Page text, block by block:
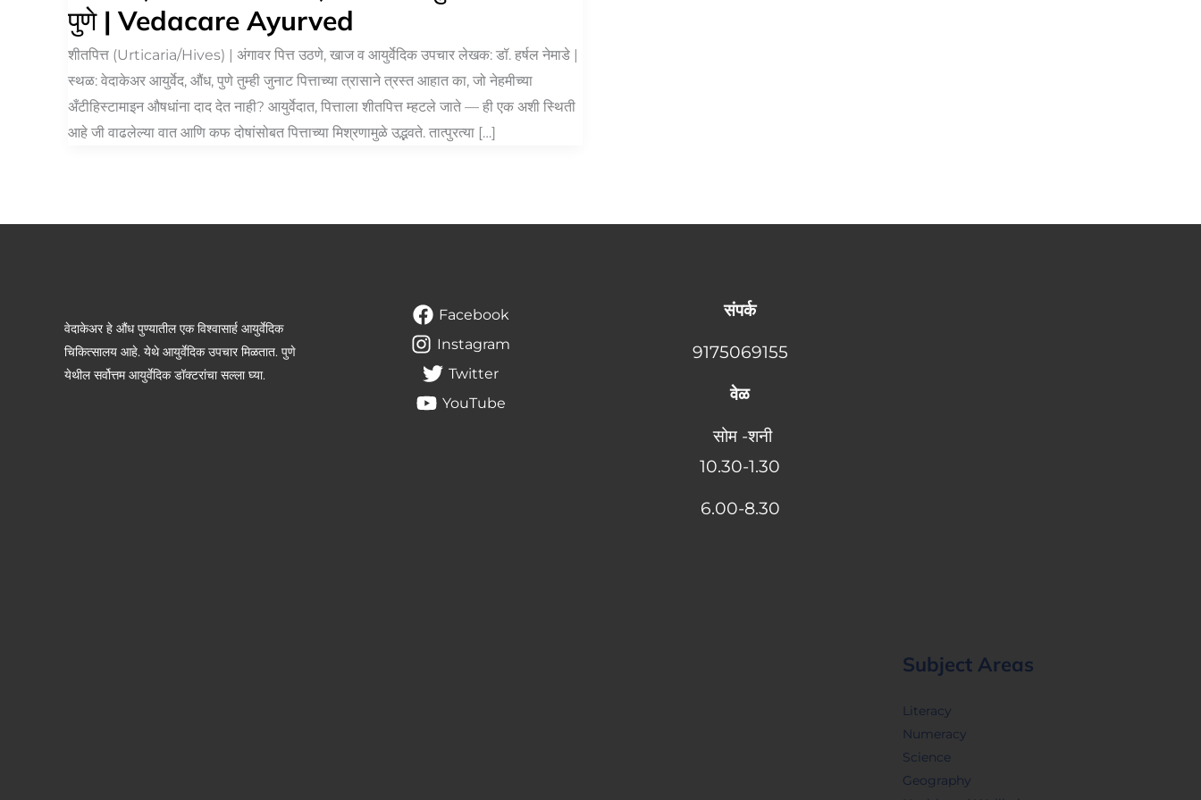
पुणे | Vedacare Ayurved
शीतपित्त (Urticaria/Hives) | अंगावर पित्त उठणे, खाज व आयुर्वेदिक उपचार लेखक: डॉ. हर्षल नेमाडे |
स्थळ: वेदाकेअर आयुर्वेद, औंध, पुणे तुम्ही जुनाट पित्ताच्या त्रासाने त्रस्त आहात का, जो नेहमीच्या
अँटीहिस्टामाइन औषधांना दाद देत नाही? आयुर्वेदात, पित्ताला शीतपित्त म्हटले जाते — ही एक अशी स्थिती
आहे जी वाढलेल्या वात आणि कफ दोषांसोबत पित्ताच्या मिश्रणामुळे उद्भवते. तात्पुरत्या […]
वेदाकेअर हे औंध पुण्यातील एक विश्वासार्ह आयुर्वेदिक
चिकित्सालय आहे. येथे आयुर्वेदिक उपचार मिळतात. पुणे
येथील सर्वोत्तम आयुर्वेदिक डॉक्टरांचा सल्ला घ्या.
Facebook
Instagram
Twitter
YouTube
संपर्क
9175069155
वेळ
सोम -शनी
10.30-1.30
6.00-8.30
Subject Areas
Literacy
Numeracy
Science
Geography